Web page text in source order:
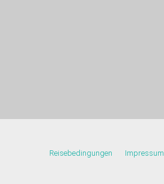
Reisebedingungen Impressum